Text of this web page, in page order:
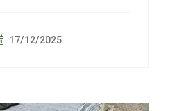
17/12/2025